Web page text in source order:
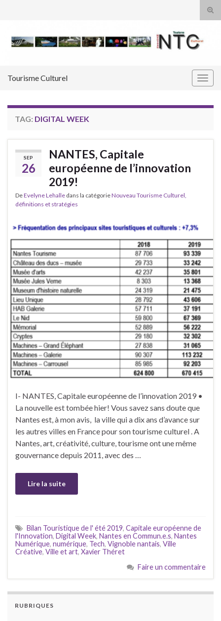
Tourisme Culturel
TAG: DIGITAL WEEK
SEP
26
NANTES, Capitale
européenne de l’innovation
2019!
DeEvelyne Lehalle dans la catégorieNouveau Tourisme Culturel,
définitions et stratégies
I- NANTES, Capitale européenne de l’innovation 2019 •
La nouvelle est tombée hier! Vous savez sans doute que
Nantes est, à mon avis, la ville qui a dix ans d’avance sur
les autres villes en France pour son tourisme culturel . A
Nantes, art, créativité, culture, tourisme ont une même
gouvernance depuis 2011, avec des …
Lire la suite
Bilan Touristique de l' été 2019, Capitale européenne de
l'Innovation, Digital Week, Nantes en Commun.e.s, Nantes
Numérique, numérique, Tech, Vignoble nantais, Ville
Créative, Ville et art, Xavier Théret
Faire un commentaire
RUBRIQUES